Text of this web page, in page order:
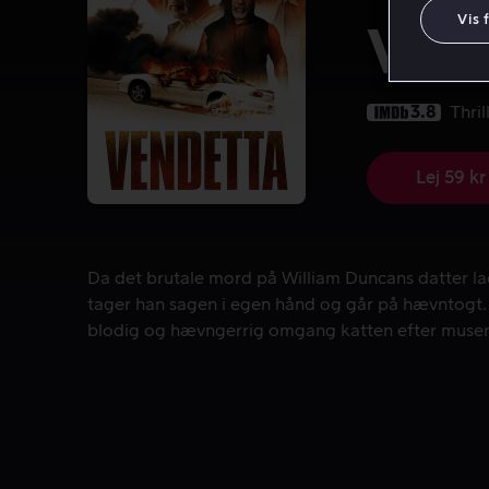
3.8
Lej 59 kr
Da det brutale mord på William Duncans datter
Da det brutale mord på William Duncans datter
tager han sagen i egen hånd og går på hævntogt.
blodig og hævngerrig omgang katten efter
Vis